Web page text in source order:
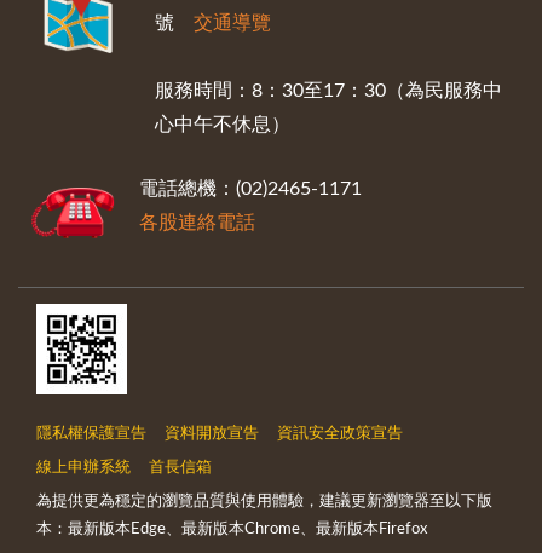
號 交通導覽
服務時間：8：30至17：30（為民服務中
心中午不休息）
電話總機：(02)2465-1171
各股連絡電話
隱私權保護宣告 資料開放宣告 資訊安全政策宣告
線上申辦系統 首長信箱
為提供更為穩定的瀏覽品質與使用體驗，建議更新瀏覽器至以下版
本：最新版本Edge、最新版本Chrome、最新版本Firefox